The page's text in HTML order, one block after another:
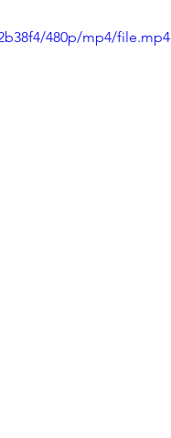
480p/mp4/file.mp4